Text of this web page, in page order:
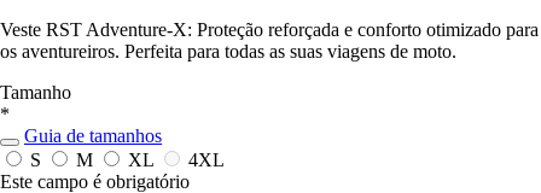
Veste RST Adventure-X: Proteção reforçada e conforto otimizado para
os aventureiros. Perfeita para todas as suas viagens de moto.
Tamanho
*
Guia de tamanhos
S
M XL
4XL
Este campo é obrigatório